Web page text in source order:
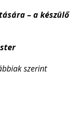
– a készülő
szerint